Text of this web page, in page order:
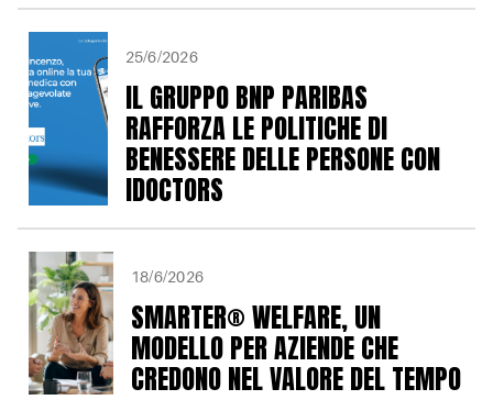
25/6/2026
IL GRUPPO BNP PARIBAS
RAFFORZA LE POLITICHE DI
BENESSERE DELLE PERSONE CON
IDOCTORS
18/6/2026
SMARTER® WELFARE, UN
MODELLO PER AZIENDE CHE
CREDONO NEL VALORE DEL TEMPO